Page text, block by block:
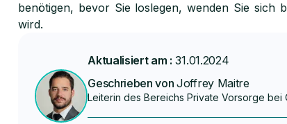
benötigen, bevor Sie loslegen, wenden Sie sich
wird.
Aktualisiert am : 31.01.2024
Geschrieben von Joffrey Maitre
Leiterin des Bereichs Private Vorsorge bei